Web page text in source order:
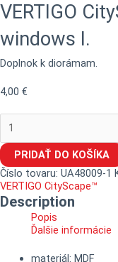
VERTIGO
windows I.
Doplnok k diorámam.
4,00 €
PRIDAŤ DO KOŠÍKA
Číslo tovaru: UA48009-1
VERTIGO CityScape™
Description
Popis
Ďalšie informácie
materiál: MDF